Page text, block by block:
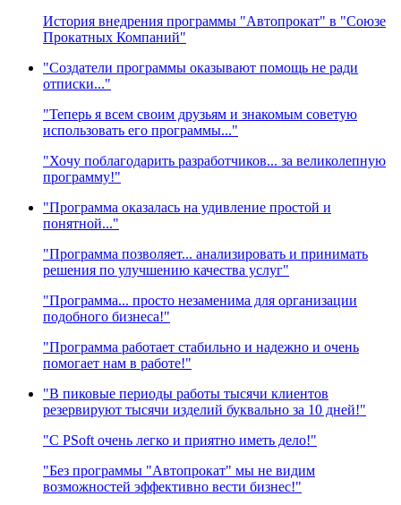
История внедрения программы "Автопрокат" в "Союзе
Прокатных Компаний"
"Создатели программы оказывают помощь не ради
отписки..."
"Теперь я всем своим друзьям и знакомым советую
использовать его программы..."
"Хочу поблагодарить разработчиков... за великолепную
программу!"
"Программа оказалась на удивление простой и
понятной..."
"Программа позволяет... анализировать и принимать
решения по улучшению качества услуг"
"Программа... просто незаменима для организации
подобного бизнеса!"
"Программа работает стабильно и надежно и очень
помогает нам в работе!"
"В пиковые периоды работы тысячи клиентов
резервируют тысячи изделий буквально за 10 дней!"
"C PSoft очень легко и приятно иметь дело!"
"Без программы "Автопрокат" мы не видим
возможностей эффективно вести бизнес!"